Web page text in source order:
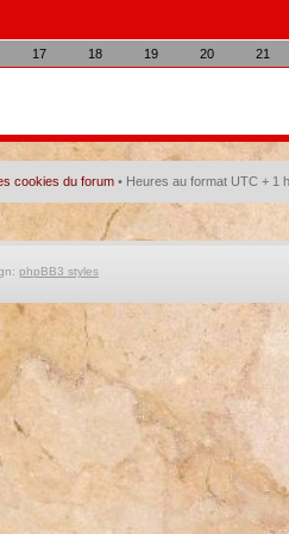
17 18 19 20 21
cookies du forum • Heures au format UTC + 1
phpBB3 styles